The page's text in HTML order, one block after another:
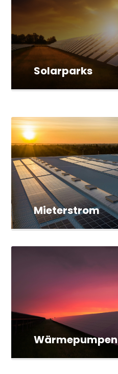
Solarparks
Mieterstrom
Wärmepumpen